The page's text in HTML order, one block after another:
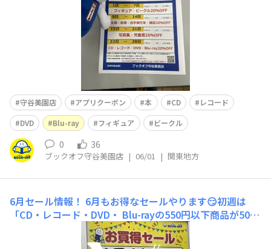
守谷美園店 アプリクーポン 本 CD
レコード
DVD
Blu-ray フィギュア ビークル
0 36
ブックオフ守谷美園店 | 06/01 | 関東地方
6月セール情報！ 6月もお得なセールやります😏初週は
「CD・レコード・DVD・ Blu-rayの550円以下商品が50%
OFF」安価なCDやDVDがさらに安くなっちゃいます😆✌️
ぜひご来店ください😊